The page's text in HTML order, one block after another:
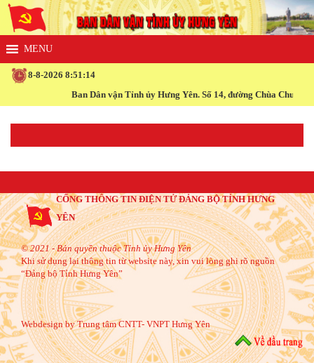
8-8-2026 8:51:14
Ban Dân vận Tỉnh ủy Hưng Yên. Số 14, đường Chùa
CỔNG THÔNG TIN ĐIỆN TỬ ĐẢNG BỘ TỈNH HƯNG
YÊN
© 2021 - Bản quyền thuộc Tỉnh ủy Hưng Yên
Khi sử dụng lại thông tin từ website này, xin vui lòng ghi rõ nguồn
“Đảng bộ Tỉnh Hưng Yên”
Webdesign by Trung tâm CNTT- VNPT Hưng Yên